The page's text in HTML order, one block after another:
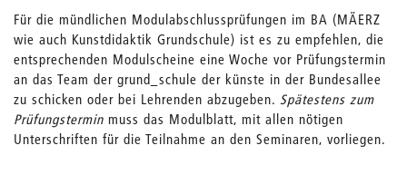
Für die mündlichen Modulabschlussprüfungen im BA (MÄERZ
wie auch Kunstdidaktik Grundschule) ist es zu empfehlen, die
entsprechenden Modulscheine eine Woche vor Prüfungstermin
an das Team der grund_schule der künste in der Bundesallee
zu schicken oder bei Lehrenden abzugeben. Spätestens zum
Prüfungstermin muss das Modulblatt, mit allen nötigen
Unterschriften für die Teilnahme an den Seminaren, vorliegen.